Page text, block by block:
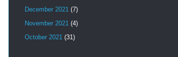
December 2021 (7)
November 2021 (4)
October 2021 (31)